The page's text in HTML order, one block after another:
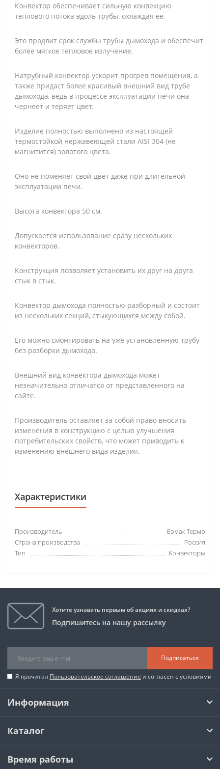
Конвектор обеспечивает сильную конвекцию
теплового потока вдоль трубы, охлаждая её.
Это продлит срок службы трубы дымохода и обеспечит
более мягкое тепловое излучение.
Натрубный конвектор ускорит прогрев помещения, а
также придаст более красивый внешний вид трубе
дымохода, ведь в процессе эксплуатации печи она
чернеет и теряет цвет.
Изделие полностью выполнено из настоящей
термостойкой нержавеющей стали AISI 304 (не
магнитится) золотого цвета.
Оно не поменяет свой цвет даже при длительной
эксплуатации печи.
Высота конвектора 50 см.
Допускается использование сразу нескольких
конвекторов.
Конструкция позволяет установить их друг на друга
стык в стык.
Конвектор дымохода полностью разборный и состоит
из нескольких секций, стыкующихся между собой.
Его можно смонтировать на уже установленную трубу
без разборки дымохода.
Внешний вид конвектора дымохода может
незначительно отличатся от представленного на
сайте.
Производитель оставляет за собой право вносить
изменения в конструкцию с целью улучшения
потребительских свойств, что может приводить к
изменению внешнего вида изделия.
Характеристики
Производитель
Ермак-Термо
Страна производства
Россия
Тип
Конвекторы
Хотите узнавать первым об акциях и скидках?
Подпишитесь на нашу рассылку
Подписаться
Я прочитал Пользовательское соглашение и согласен с условиями
Информация
Каталог
Время работы